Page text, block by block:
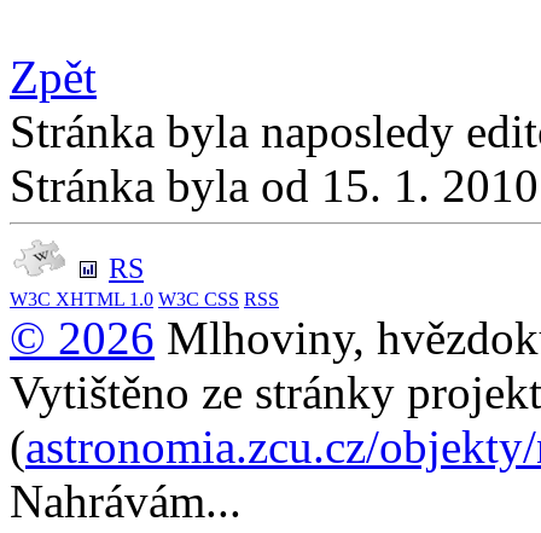
Zpět
Stránka byla naposledy
Stránka byla od 15. 1.
RS
W3C XHTML 1.0 W3C CSS RSS
© 2026 Mlhoviny,
Vytištěno ze stránky
(astronomia.zcu.cz/
Nahrávám...